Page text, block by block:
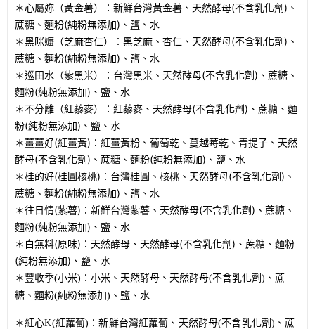
＊心屬妳（黃金薯）：新鮮台灣黃金薯、天然酵母(不含乳化劑)、
蔗糖、麵粉(純粉無添加)、鹽、水
＊黑咪嬤（芝麻杏仁）：黑芝麻、杏仁、天然酵母(不含乳化劑)、
蔗糖、麵粉(純粉無添加)、鹽、水
＊巡田水（紫黑米）：台灣黑米、天然酵母(不含乳化劑)、蔗糖、
麵粉(純粉無添加)、鹽、水
＊不分離（紅藜麥）：紅藜麥、天然酵母(不含乳化劑)、蔗糖、麵
粉(純粉無添加)、鹽、水
＊薑薑好(紅薑黃)：紅薑黃粉、葡萄乾、蔓越莓乾、青提子、天然
酵母(不含乳化劑)、蔗糖、麵粉(純粉無添加)、鹽、水
＊桂的好(桂圓核桃)：台灣桂圓、核桃、天然酵母(不含乳化劑)、
蔗糖、麵粉(純粉無添加)、鹽、水
＊往日情(紫薯)：新鮮台灣紫薯、天然酵母(不含乳化劑)、蔗糖、
麵粉(純粉無添加)、鹽、水
＊白無料(原味)：天然酵母、天然酵母(不含乳化劑)、蔗糖、麵粉
(純粉無添加)、鹽、水
＊豐收季(小米)：小米、天然酵母、天然酵母(不含乳化劑)、蔗
糖、麵粉(純粉無添加)、鹽、水
＊紅心K(紅蘿蔔)：新鮮台灣紅蘿蔔、天然酵母(不含乳化劑)、蔗